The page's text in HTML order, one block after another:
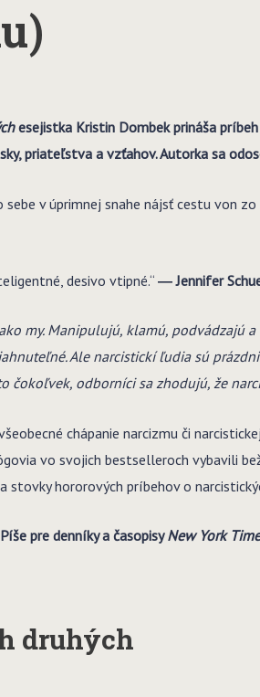
esejistka Kristin Dombek prináša
priateľstva a vzťahov. Autorka sa
sebe v úprimnej snahe nájsť cestu von
desivo vtipné.“ ―Jennifer
my. Manipulujú, klamú, podvádzajú
Ale narcistickí ľudia sú
čokoľvek, odborníci sa zhodujú, že
chápanie narcizmu či
vo svojich bestselleroch vybavili
stovky hororových príbehov o
pre denníky a časopisyNew York
druhých